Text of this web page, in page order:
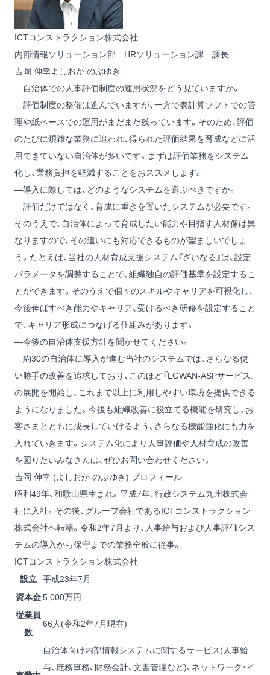
ICTコンストラクション株式会社
内部情報ソリューション部 HRソリューション課 課長
吉岡 伸幸よしおか のぶゆき
―自治体での人事評価制度の運用状況をどう見ていますか。
評価制度の整備は進んでいますが、一方で表計算ソフトでの管
理や紙ベースでの運用がまだまだ残っています。そのため、評価
のたびに煩雑な業務に追われ、得られた評価結果を育成などに活
用できていない自治体が多いです。まずは評価業務をシステム
化し、業務負担を軽減することをおススメします。
―導入に際しては、どのようなシステムを選ぶべきですか。
評価だけではなく、育成に重きを置いたシステムが必要です。
そのうえで、自治体によって育成したい能力や目指す人材像は異
なりますので、その違いにも対応できるものが望ましいでしょ
う。たとえば、当社の人材育成支援システム『ざいなる』は、設定
パラメータを調整することで、組織独自の評価基準を設定するこ
とができます。そのうえで個々のスキルやキャリアを可視化し、
今後伸ばすべき能力やキャリア、受けるべき研修を設定すること
で、キャリア形成につなげる仕組みがあります。
―今後の自治体支援方針を聞かせてください。
約30の自治体に導入が進む当社のシステムでは、さらなる使
い勝手の改善を追求しており、このほど『LGWAN-ASPサービス』
の展開を開始し、これまで以上に利用しやすい環境を提供できる
ようになりました。今後も組織改善に役立てる機能を研究し、お
客さまとともに成長していけるよう、さらなる機能強化にも力を
入れていきます。システム化により人事評価や人材育成の改善
を図りたいみなさんは、ぜひお問い合わせください。
吉岡 伸幸 (よしおか のぶゆき) プロフィール
昭和49年、和歌山県生まれ。平成7年、行政システム九州株式会
社に入社。その後、グループ会社であるICTコンストラクション
株式会社へ転籍。令和2年7月より、人事給与および人事評価シス
テムの導入から保守までの業務全般に従事。
ICTコンストラクション株式会社
設立
平成23年7月
資本金5,000万円
従業員
数
66人(令和2年7月現在)
自治体向け内部情報システムに関するサービス(人事給
与、庶務事務、財務会計、文書管理など)、ネットワーク・イ